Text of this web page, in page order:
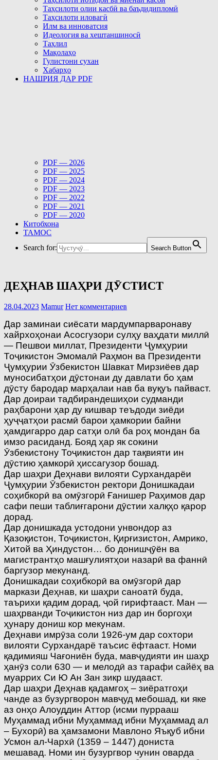
Таҳсилоти олии касбӣ ва баъдидипломӣ
Таҳсилоти иловагӣ
Илм ва инноватсия
Идеология ва хештаншиносӣ
Таҳлил
Мақолаҳо
Гулистони сухан
Хабарҳо
НАШРИЯ ДАР PDF
PDF — 2026
PDF — 2025
PDF — 2024
PDF — 2023
PDF — 2022
PDF — 2021
PDF — 2020
Китобхона
ТАМОС
Search for:
Search Button
ДЕҲНАВ ШАҲРИ ДӮСТИСТ
28.04.2023 Mamur Нет комментариев
Дар заминаи сиёсати мардумпарваронаву
хайрхоҳонаи Асосгузори сулҳу ваҳдати миллӣ
— Пешвои миллат, Президенти Ҷумҳурии
Тоҷикистон Эмомалӣ Раҳмон ва Президенти
Ҷумҳурии Ӯзбекистон Шавкат Мирзиёев дар
муносибатҳои дӯстонаи ду давлати бо ҳам
дӯсту бародар марҳалаи нав ба вуқуъ пайваст.
Дар доираи тадбирандешиҳои судманди
раҳбарони ҳар ду кишвар теъдоди зиёди
ҳуҷҷатҳои расмӣ барои ҳамкории байни
ҳамдигарро дар сатҳи олӣ ба роҳ мондан ба
имзо расиданд. Бояд ҳар як сокини
Ӯзбекистону Тоҷикистон дар тақвияти ин
дӯстию ҳамкорӣ ҳиссагузор бошад.
Дар шаҳри Деҳнави вилояти Сурхандарёи
Ҷумҳурии Ӯзбекистон ректори Донишкадаи
соҳибкорӣ ва омӯзгорӣ Ғанишер Раҳимов дар
сафи пеши таблиғгарони дӯстии халқҳо қарор
дорад.
Дар донишкада устодони унвондор аз
Қазоқистон, Тоҷикистон, Қирғизистон, Амрико,
Хитой ва Ҳиндустон… бо донишҷӯён ва
магистрантҳо машғулиятҳои назарӣ ва фаннӣ
баргузор мекунанд.
Донишкадаи соҳибкорӣ ва омӯзгорӣ дар
маркази Деҳнав, ки шаҳри саноатӣ буда,
таърихи қадим дорад, ҷой гирифтааст. Ман —
шаҳрванди Тоҷикистон низ дар ин боргоҳи
ҳунару дониш кор мекунам.
Деҳнави имрӯза соли 1926-ум дар сохтори
вилояти Сурхандарё таъсис ёфтааст. Номи
қадимияш Чағониён буда, мавҷудияти ин шаҳр
ҳанӯз соли 630 — и мелодӣ аз тарафи сайёҳ ва
муаррих Си Ю Ан Зан зикр шудааст.
Дар шаҳри Деҳнав қадамгоҳ – зиёратгоҳи
чанде аз бузургворон мавҷуд мебошад, ки яке
аз онҳо Алоуддин Аттор (исми пуррааш
Муҳаммад ибни Муҳаммад ибни Муҳаммад ал
– Бухорӣ) ва ҳамзамони Мавлоно Яъқуб ибни
Усмон ал-Чархӣ (1359 – 1447) дониста
мешавад. Номи ин бузургвор чунин оварда